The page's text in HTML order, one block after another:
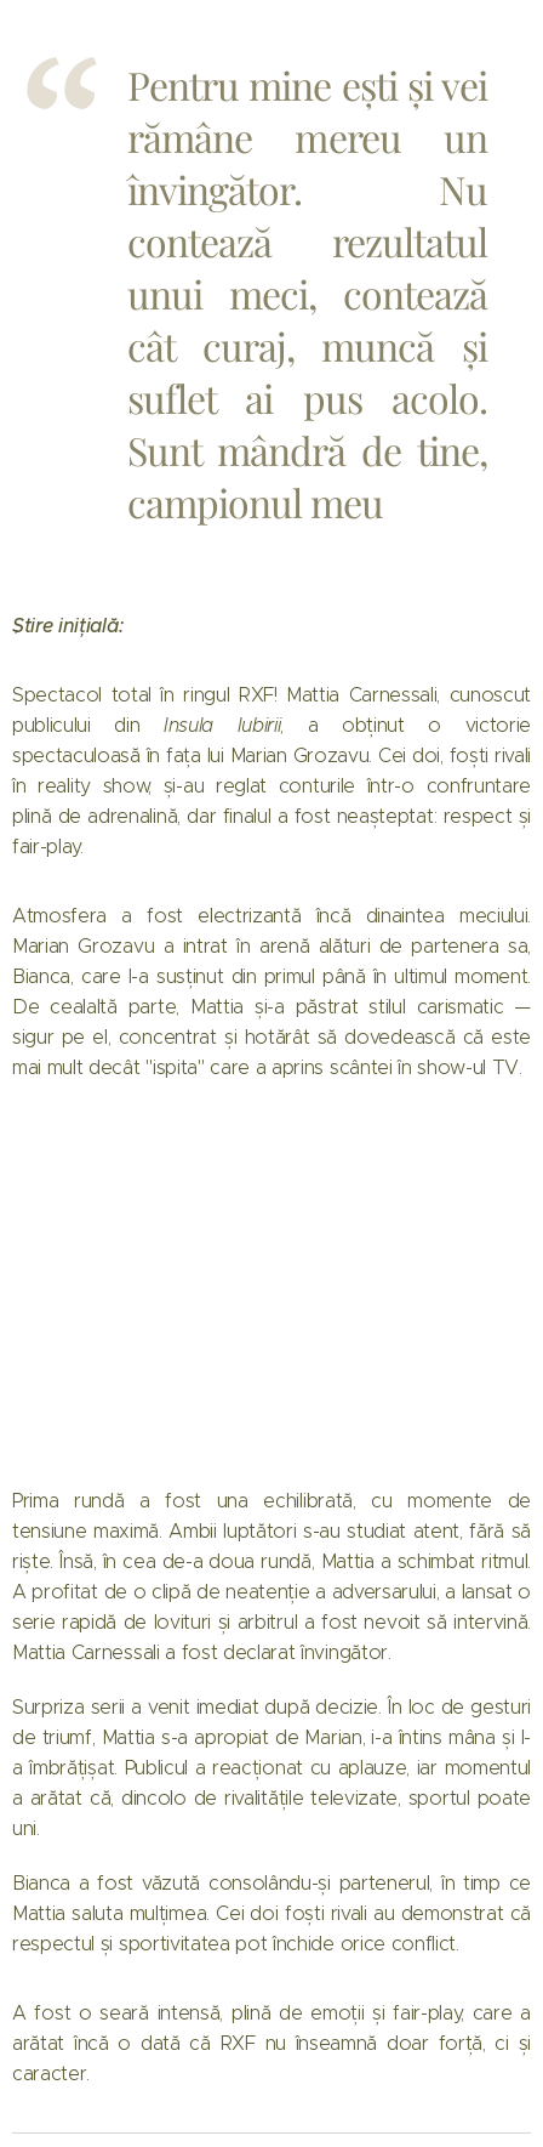
Pentru mine ești și vei
rămâne mereu un
învingător. Nu
contează rezultatul
unui meci, contează
cât curaj, muncă și
suflet ai pus acolo.
Sunt mândră de tine,
campionul meu❤️
Știre inițială:
Spectacol total în ringul RXF! Mattia Carnessali, cunoscut
publicului din Insula Iubirii, a obținut o victorie
spectaculoasă în fața lui Marian Grozavu. Cei doi, foști rivali
în reality show, și-au reglat conturile într-o confruntare
plină de adrenalină, dar finalul a fost neașteptat: respect și
fair-play.
Atmosfera a fost electrizantă încă dinaintea meciului.
Marian Grozavu a intrat în arenă alături de partenera sa,
Bianca, care l-a susținut din primul până în ultimul moment.
De cealaltă parte, Mattia și-a păstrat stilul carismatic —
sigur pe el, concentrat și hotărât să dovedească că este
mai mult decât "ispita" care a aprins scântei în show-ul TV.
Prima rundă a fost una echilibrată, cu momente de
tensiune maximă. Ambii luptători s-au studiat atent, fără să
riște. Însă, în cea de-a doua rundă, Mattia a schimbat ritmul.
A profitat de o clipă de neatenție a adversarului, a lansat o
serie rapidă de lovituri și arbitrul a fost nevoit să intervină.
Mattia Carnessali a fost declarat învingător.
Surpriza serii a venit imediat după decizie. În loc de gesturi
de triumf, Mattia s-a apropiat de Marian, i-a întins mâna și l-
a îmbrățișat. Publicul a reacționat cu aplauze, iar momentul
a arătat că, dincolo de rivalitățile televizate, sportul poate
uni.
Bianca a fost văzută consolându-și partenerul, în timp ce
Mattia saluta mulțimea. Cei doi foști rivali au demonstrat că
respectul și sportivitatea pot închide orice conflict.
A fost o seară intensă, plină de emoții și fair-play, care a
arătat încă o dată că RXF nu înseamnă doar forță, ci și
caracter.